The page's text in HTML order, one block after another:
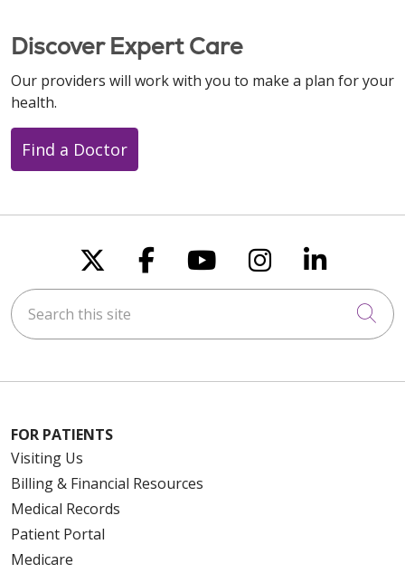
Discover Expert Care
Our providers will work with you to make a plan for your
health.
Find a Doctor
Follow us on X
Follow us on
Follow us on
Follow us
Follow
Search this site
FOR PATIENTS
Visiting Us
Billing & Financial Resources
Medical Records
Patient Portal
Medicare